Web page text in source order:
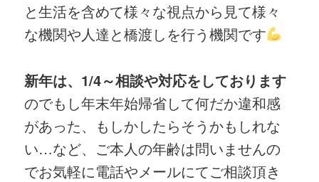
と生活を含めて様々な視点から見て様々
な機関や人達と橋渡しを行う機関です
新年は、1/4～相談や対応をしております
のでもし年末年始帰省して何だか違和感
があった、もしかしたらそうかもしれな
い…など、ご本人の年齢は問いませんの
でお気軽に電話やメールにてご相談頂き